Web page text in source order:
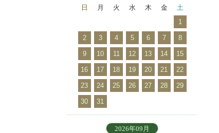
日 月 火 水 木 金
土
1
2 3 4 5 6 7 8
9 10 11 12 13 14 15
16 17 18 19 20 21 22
23 24 25 26 27 28 29
30 31
2026年09月